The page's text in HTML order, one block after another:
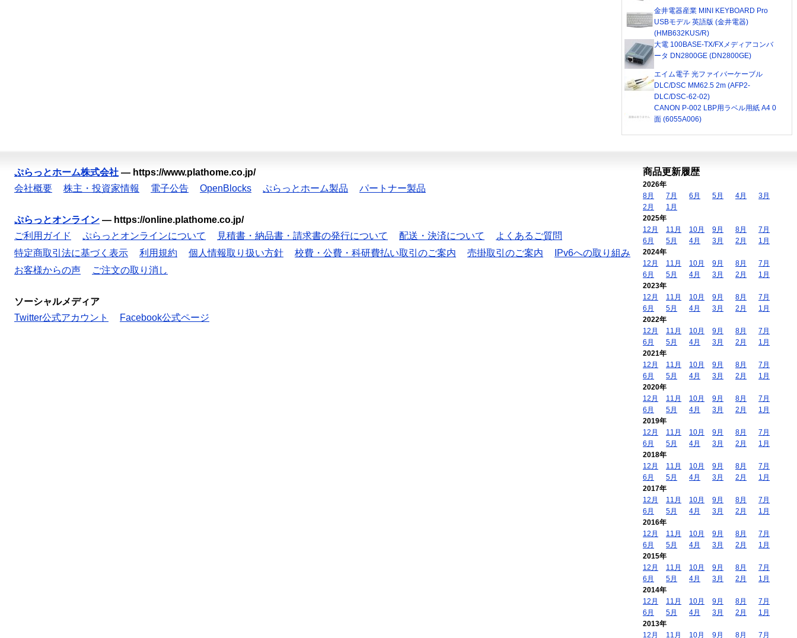
金井電器産業 MINI KEYBOARD Pro
USBモデル 英語版 (金井電器)
(HMB632KUS/R)
大電 100BASE-TX/FXメディアコンバ
ータ DN2800GE (DN2800GE)
エイム電子 光ファイバーケーブル
DLC/DSC MM62.5 2m (AFP2-
DLC/DSC-62-02)
CANON P-002 LBP用ラベル用紙 A4 0
面 (6055A006)
ぷらっとホーム株式会社 — https://www.plathome.co.jp/
会社概要
株主・投資家情報 電子公告 OpenBlocks ぷらっとホーム製品 パートナー製品
ぷらっとオンライン — https://online.plathome.co.jp/
ご利用ガイド
ぷらっとオンラインについて 見積書・納品書・請求書の発行について 配送・決済について
よくあるご質問
特定商取引法に基づく表示
利用規約 個人情報取り扱い方針 校費・公費・科研費払い取引のご案内 売掛取引のご案内
IPv6への取り組み
お客様からの声
ご注文の取り消し
ソーシャルメディア
Twitter公式アカウント
Facebook公式ページ
商品更新履歴
2026年
8月
7月 6月 5月 4月
3月
2月
1月
2025年
12月
11月 10月 9月 8月
7月
6月
5月 4月 3月 2月
1月
2024年
12月
11月 10月 9月 8月
7月
6月
5月 4月 3月 2月
1月
2023年
12月
11月 10月 9月 8月
7月
6月
5月 4月 3月 2月
1月
2022年
12月
11月 10月 9月 8月
7月
6月
5月 4月 3月 2月
1月
2021年
12月
11月 10月 9月 8月
7月
6月
5月 4月 3月 2月
1月
2020年
12月
11月 10月 9月 8月
7月
6月
5月 4月 3月 2月
1月
2019年
12月
11月 10月 9月 8月
7月
6月
5月 4月 3月 2月
1月
2018年
12月
11月 10月 9月 8月
7月
6月
5月 4月 3月 2月
1月
2017年
12月
11月 10月 9月 8月
7月
6月
5月 4月 3月 2月
1月
2016年
12月
11月 10月 9月 8月
7月
6月
5月 4月 3月 2月
1月
2015年
12月
11月 10月 9月 8月
7月
6月
5月 4月 3月 2月
1月
2014年
12月
11月 10月 9月 8月
7月
6月
5月 4月 3月 2月
1月
2013年
12月
11月 10月 9月 8月 7月